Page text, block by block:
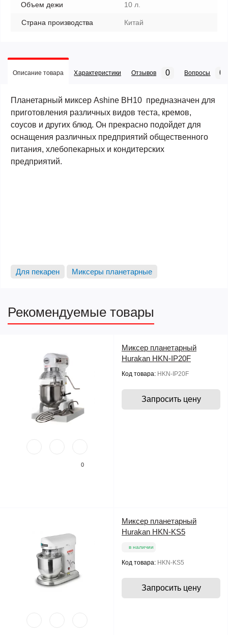
Объем дежи 10 л.
Страна производства Китай
Описание товара Характеристики Отзывов 0 Вопросы 0
Планетарный миксер Ashine BH10 предназначен для
приготовления различных видов теста, кремов,
соусов и других блюд. Он прекрасно подойдет для
оснащения различных предприятий общественного
питания, хлебопекарных и кондитерских
предприятий.
Для пекарен Миксеры планетарные
Рекомендуемые товары
0
Миксер планетарный
Hurakan HKN-IP20F
Код товара: HKN-IP20F
Запросить цену
Миксер планетарный
Hurakan HKN-KS5
в наличии
Код товара: HKN-KS5
Запросить цену